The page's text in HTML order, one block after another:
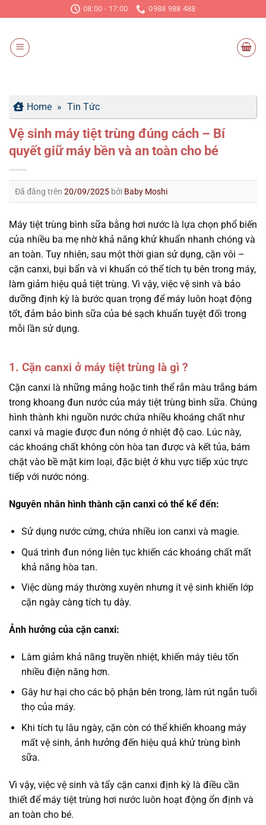
đến
dung
08:00 - 17:00 0988 988 488
Home » Tin Tức
Vệ sinh máy tiệt trùng đúng cách – Bí
quyết giữ máy bền và an toàn cho bé
Đã đăng trên 20/09/2025 bởi Baby Moshi
Máy tiệt trùng bình sữa bằng hơi nước là lựa chọn phổ biến
của nhiều ba mẹ nhờ khả năng khử khuẩn nhanh chóng và
an toàn. Tuy nhiên, sau một thời gian sử dụng, cặn vôi –
cặn canxi, bụi bẩn và vi khuẩn có thể tích tụ bên trong máy,
làm giảm hiệu quả tiệt trùng. Vì vậy, việc vệ sinh và bảo
dưỡng định kỳ là bước quan trọng để máy luôn hoạt động
tốt, đảm bảo bình sữa của bé sạch khuẩn tuyệt đối trong
mỗi lần sử dụng.
1. Cặn canxi ở máy tiệt trùng là gì ?
Cặn canxi là những mảng hoặc tinh thể rắn màu trắng bám
trong khoang đun nước của máy tiệt trùng bình sữa. Chúng
hình thành khi nguồn nước chứa nhiều khoáng chất như
canxi và magie được đun nóng ở nhiệt độ cao. Lúc này,
các khoáng chất không còn hòa tan được và kết tủa, bám
chặt vào bề mặt kim loại, đặc biệt ở khu vực tiếp xúc trực
tiếp với nước nóng.
Nguyên nhân hình thành cặn canxi có thể kể đến:
Sử dụng nước cứng, chứa nhiều ion canxi và magie.
Quá trình đun nóng liên tục khiến các khoáng chất mất
khả năng hòa tan.
Việc dùng máy thường xuyên nhưng ít vệ sinh khiến lớp
cặn ngày càng tích tụ dày.
Ảnh hưởng của cặn canxi:
Làm giảm khả năng truyền nhiệt, khiến máy tiêu tốn
nhiều điện năng hơn.
Gây hư hại cho các bộ phận bên trong, làm rút ngắn tuổi
thọ của máy.
Khi tích tụ lâu ngày, cặn còn có thể khiến khoang máy
mất vệ sinh, ảnh hưởng đến hiệu quả khử trùng bình
sữa.
Vì vậy, việc vệ sinh và tẩy cặn canxi định kỳ là điều cần
thiết để máy tiệt trùng hơi nước luôn hoạt động ổn định và
an toàn cho bé.